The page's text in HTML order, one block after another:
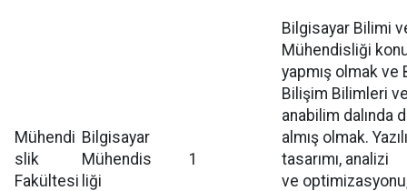
Mühendi
slik
Fakültesi
Bilgisayar
Mühendis
liği
1
Bilgisayar Bilimi
Mühendisliği
yapmış olmak ve
Bilişim Bilimleri
anabilim dalında
almış olmak.
tasarımı, analizi
ve